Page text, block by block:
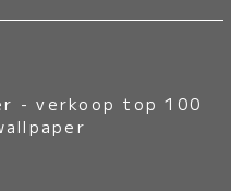
-verkoop top 100